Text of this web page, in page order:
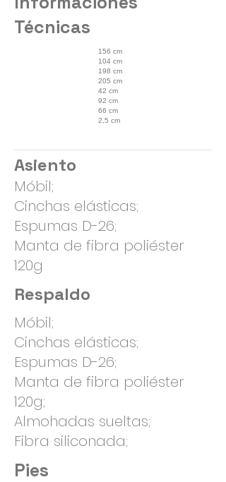
Técnicas
156 cm
104 cm
198 cm
205 cm
42 cm
92 cm
66 cm
2,5 cm
Asiento
Móbil;
Cinchas elásticas;
Espumas D-26;
Manta de fibra poliéster
120g
Respaldo
Móbil;
Cinchas elásticas;
Espumas D-26;
Manta de fibra poliéster
120g;
Almohadas sueltas;
Fibra siliconada;
Pies